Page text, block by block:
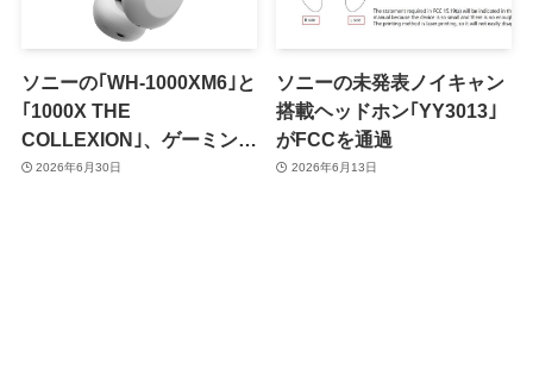
ソニーの｢WH-1000XM6｣と
｢1000X THE
COLLEXION｣、ゲーミング
用低遅延Bluetoothプロフ
2026年6月30日
ソニーの未発表ノイキャン
搭載ヘッドホン｢YY3013｣
がFCCを通過
2026年6月13日